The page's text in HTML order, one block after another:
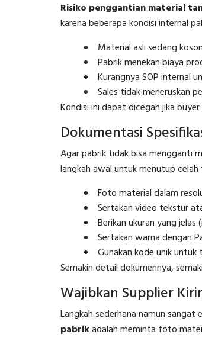
Risiko penggantian material
karena beberapa kondisi internal
Material asli sedang
Pabrik menekan biaya
Kurangnya SOP internal
Sales tidak meneruskan
Kondisi ini dapat dicegah jika
Dokumentasi
Agar pabrik tidak bisa mengganti
langkah awal untuk menutup
Foto material dalam
Sertakan video tekstur
Berikan ukuran yang jelas
Sertakan warna dengan
Gunakan kode unik
Semakin detail dokumennya,
Wajibkan Supplier
Langkah sederhana namun
pabrikadalah meminta foto